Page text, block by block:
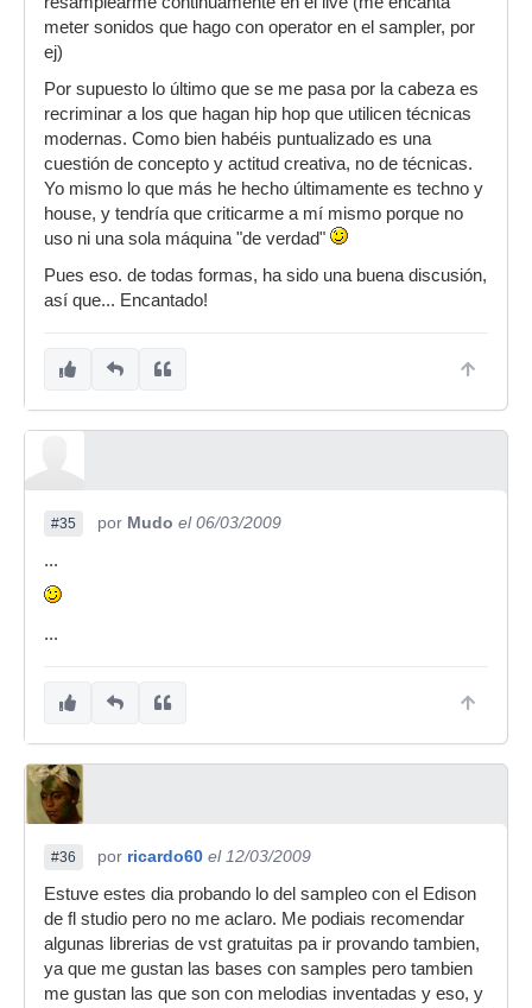
meter sonidos que hago con operator en el sampler, por
ej)
Por supuesto lo último que se me pasa por la cabeza es
recriminar a los que hagan hip hop que utilicen técnicas
modernas. Como bien habéis puntualizado es una
cuestión de concepto y actitud creativa, no de técnicas.
Yo mismo lo que más he hecho últimamente es techno y
house, y tendría que criticarme a mí mismo porque no
uso ni una sola máquina "de verdad"
Pues eso. de todas formas, ha sido una buena discusión,
así que... Encantado!
#35 por Mudo el 06/03/2009
...
...
#36 por ricardo60 el 12/03/2009
Estuve estes dia probando lo del sampleo con el Edison
de fl studio pero no me aclaro. Me podiais recomendar
algunas librerias de vst gratuitas pa ir provando tambien,
ya que me gustan las bases con samples pero tambien
me gustan las que son con melodias inventadas y eso, y